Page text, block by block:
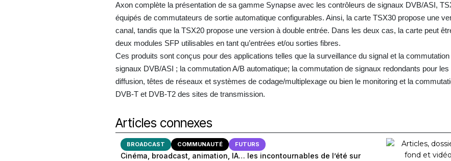
Axon complète la présentation de sa gamme Synapse avec les contrôleurs de signaux DVB/ASI,
équipés de commutateurs de sortie automatique configurables. Ainsi, la carte TSX30 propose une
canal, tandis que la TSX20 propose une version à double entrée. Dans les deux cas, la carte peut
deux modules SFP utilisables en tant qu’entrées et/ou sorties fibres.
Ces produits sont conçus pour des applications telles que la surveillance du signal et la
signaux DVB/ASI ; la commutation A/B automatique; la commutation de signaux redondants pour
diffusion, têtes de réseaux et systèmes de codage/multiplexage ou bien le monitoring et la
DVB-T et DVB-T2 des sites de transmission.
Articles connexes
BROADCAST COMMUNAUTÉ FUTURS
Cinéma, broadcast, animation, IA… les incontournables de l’été sur